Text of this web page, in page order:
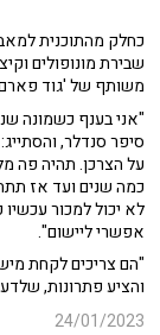
כחלק מהתוכנית
שבירת מונופולים
משותף של 'גוד
"אני בענף כשמונה
סיפר סנדלר,
על הצרכן. תהיה פה
כמה שנים ועד אז
לא יכול למכור
אפשרי ליישום".
"הם צריכים לקחת
והציע פתרונות,
24/01/2023